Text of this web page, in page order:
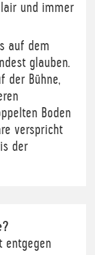
und immer
auf dem
glauben.
der Bühne,
Boden
verspricht
der
entgegen